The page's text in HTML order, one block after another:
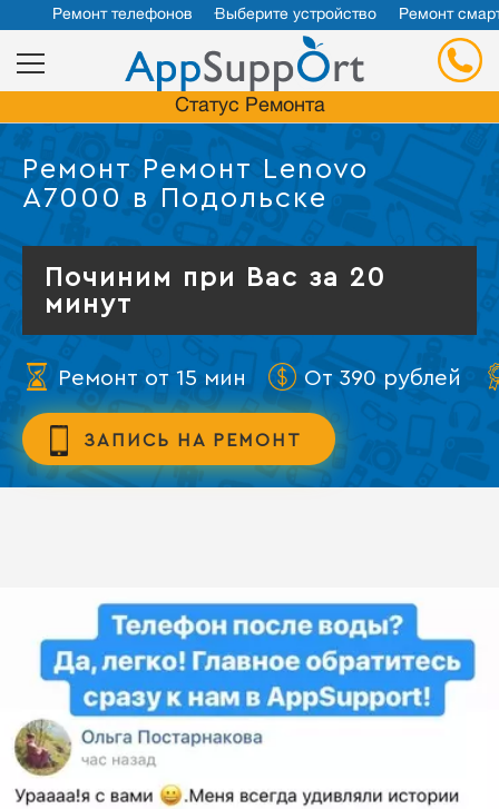
Ремонт телефонов Выберите устройство Ремонт
Статус Ремонта
Ремонт Ремонт Lenovo
A7000 в Подольске
Починим при Вас за 20
минут
Ремонт от 15 мин От 390 рублей
ЗАПИСЬ НА РЕМОНТ